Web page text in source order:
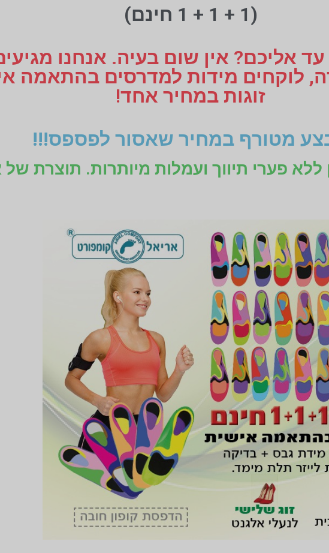
(1 + 1 + 1 חינם)
אליכם? אין שום בעיה. אנחנו
זוגות במחיר אחד!
מטורף במחיר שאסור לפספס!!!
ללא פערי תיווך ועמלות מיותרות. תוצרת